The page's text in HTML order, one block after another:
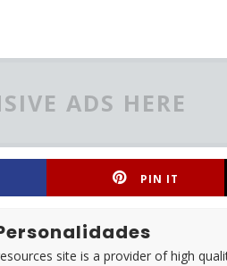
ADS HERE
PIN IT
site is a provider of high